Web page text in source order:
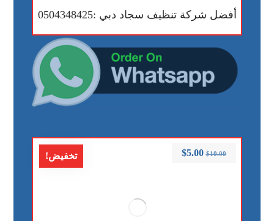
أفضل شركة تنظيف سجاد دبي :0504348425
تخفيض! $10.00
$5.00